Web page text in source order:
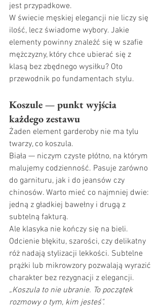
jest przypadkowe.
W świecie męskiej elegancji nie liczy się
ilość, lecz świadome wybory. Jakie
elementy powinny znaleźć się w szafie
mężczyzny, który chce ubierać się z
klasą bez zbędnego wysiłku? Oto
przewodnik po fundamentach stylu.
Koszule — punkt wyjścia
każdego zestawu
Żaden element garderoby nie ma tylu
twarzy, co koszula.
Biała — niczym czyste płótno, na którym
malujemy codzienność. Pasuje zarówno
do garnituru, jak i do jeansów czy
chinosów. Warto mieć co najmniej dwie:
jedną z gładkiej bawełny i drugą z
subtelną fakturą.
Ale klasyka nie kończy się na bieli.
Odcienie błękitu, szarości, czy delikatny
róż nadają stylizacji lekkości. Subtelne
prążki lub mikrowzory pozwalają wyrazić
charakter bez rezygnacji z elegancji.
„Koszula to nie ubranie. To początek
rozmowy o tym, kim jesteś".